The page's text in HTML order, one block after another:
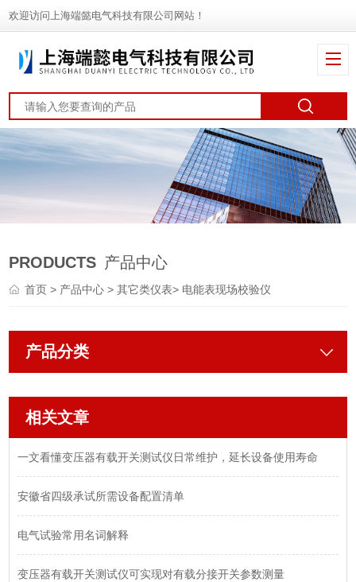
欢迎访问上海端懿电气科技有限公司网站！
PRODUCTS 产品中心
首页> 产品中心>其它类仪表> 电能表现场校验仪
产品分类
相关文章
一文看懂变压器有载开关测试仪日常维护，延长设备使用寿命
安徽省四级承试所需设备配置清单
电气试验常用名词解释
变压器有载开关测试仪可实现对有载分接开关参数测量